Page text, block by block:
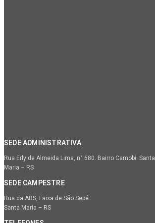
SEDE ADMINISTRATIVA
Rua Erly de Almeida Lima, n° 680. Bairro Camobi. Santa
Maria – RS
SEDE CAMPESTRE
Rua da ABS, Faixa de São Sepé.
Santa Maria – RS